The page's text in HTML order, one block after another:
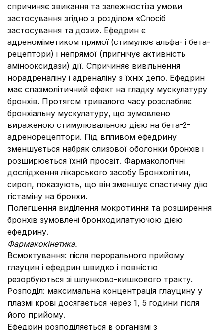
спричиняє звикання та залежностіза умови
застосування згідно з розділом «Спосіб
застосування та дози». Ефедрин є
адреноміметиком прямої (стимулює альфа- і бета-
рецептори) і непрямої (пригнічує активність
амінооксидази) дії. Спричиняє вивільнення
норадреналіну і адреналіну з їхніх депо. Ефедрин
має спазмолітичний ефект на гладку мускулатуру
бронхів. Протягом тривалого часу розслабляє
бронхіальну мускулатуру, що зумовлено
вираженою стимулювальною дією на бета-2-
адренорецептори. Під впливом ефедрину
зменшується набряк слизової оболонки бронхів і
розширюється їхній просвіт. Фармакологічні
дослідження лікарського засобу Бронхолітин,
сироп, показують, що він зменшує спастичну дію
гістаміну на бронхи.
Полегшення виділення мокротиння та розширення
бронхів зумовлені бронходилатуючою дією
ефедрину.
Фармакокінетика.
Всмоктування: після перорального прийому
глауцин і ефедрин швидко і повністю
резорбуються зі шлунково-кишкового тракту.
Розподіл: максимальна концентрація глауцину у
плазмі крові досягається через 1, 5 години після
його прийому.
Ефедрин розподіляється в організмі з